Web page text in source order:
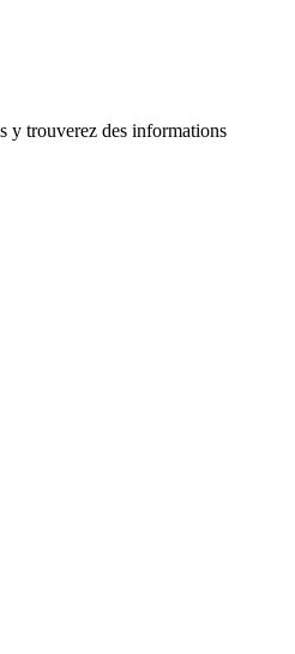
y trouverez des informations